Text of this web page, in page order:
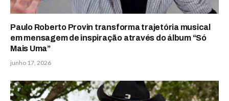
Paulo Roberto Provin transforma trajetória musical
em mensagem de inspiração através do álbum “Só
Mais Uma”
junho 17, 2026